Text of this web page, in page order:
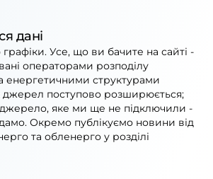
дані
Усе, що ви бачите на сайті -
операторами розподілу
енергетичними структурами
джерел поступово розширюється;
яке ми ще не підключили -
Окремо публікуємо новини від
та обленерго у розділі